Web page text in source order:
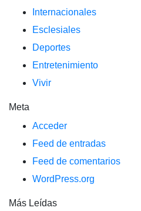
Internacionales
Esclesiales
Deportes
Entretenimiento
Vivir
Meta
Acceder
Feed de entradas
Feed de comentarios
WordPress.org
Más Leídas